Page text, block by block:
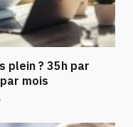
plein ? 35h par
mois